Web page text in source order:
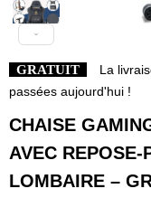
GRATUIT
La
passées aujourd'hui !
CHAISE
AVEC REPOSE-
LOMBAIRE –